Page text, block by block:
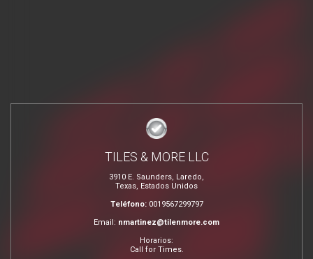
TILES & MORE LLC
3910 E. Saunders, Laredo,
Texas, Estados Unidos
Teléfono: 0019567299797
Email: nmartinez@tilenmore.com
Horarios:
Call for Times.